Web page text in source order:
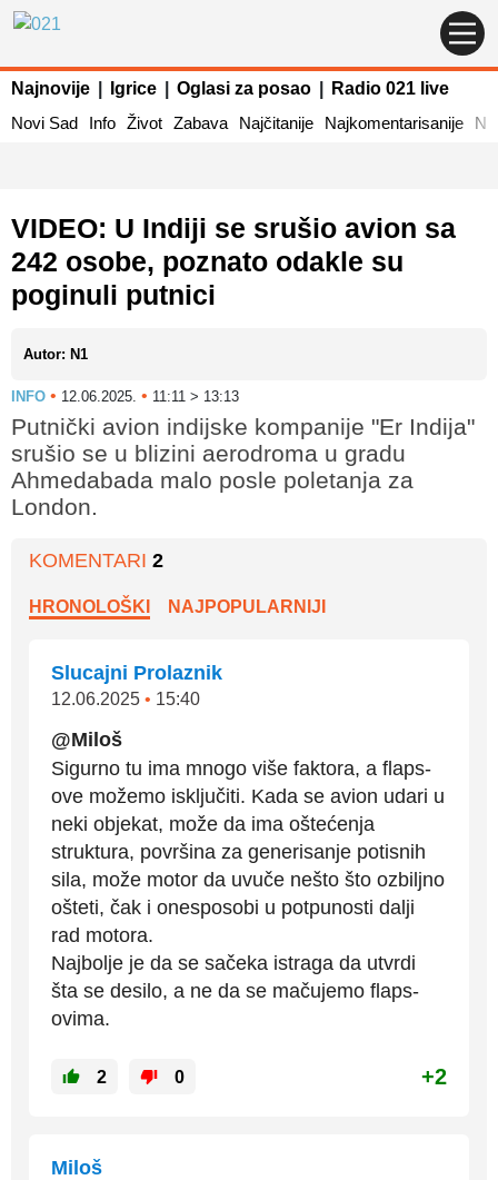
Najnovije Igrice Oglasi za posao
Radio 021 live
Novi Sad
Info Život Zabava Najčitanije Najkomentarisanije
VIDEO: U Indiji se srušio avion sa
242 osobe, poznato odakle su
poginuli putnici
Autor: N1
INFO • 12.06.2025. • 11:11 > 13:13
Putnički avion indijske kompanije "Er Indija"
srušio se u blizini aerodroma u gradu
Ahmedabada malo posle poletanja za
London.
KOMENTARI 2
HRONOLOŠKI NAJPOPULARNIJI
Slucajni Prolaznik
12.06.2025 • 15:40
@Miloš
Sigurno tu ima mnogo više faktora, a flaps-
ove možemo isključiti. Kada se avion udari u
neki objekat, može da ima oštećenja
struktura, površina za generisanje potisnih
sila, može motor da uvuče nešto što ozbiljno
ošteti, čak i onesposobi u potpunosti dalji
rad motora.
Najbolje je da se sačeka istraga da utvrdi
šta se desilo, a ne da se mačujemo flaps-
ovima.
2 0 +2
Miloš